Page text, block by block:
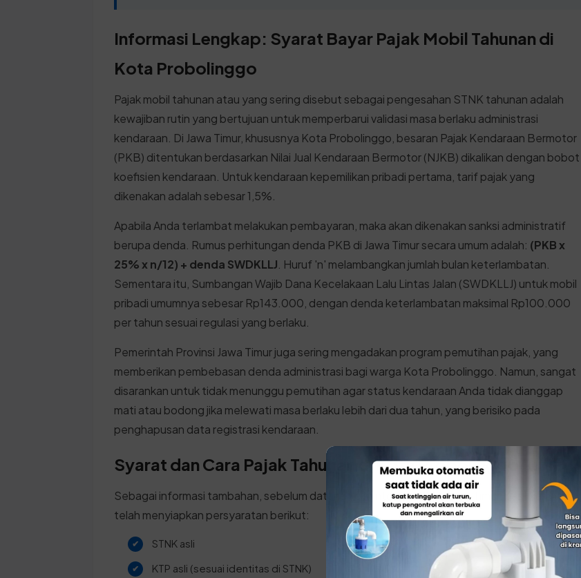
Informasi Lengkap: Syarat Bayar Pajak Mobil Tahunan di
Kota Probolinggo
Pajak mobil tahunan atau yang sering disebut sebagai pengesahan STNK tahunan adalah
kewajiban rutin yang bertujuan untuk memperbarui validasi masa berlaku administrasi
kendaraan. Di Jawa Timur, khususnya Kota Probolinggo, besaran Pajak Kendaraan Bermotor
(PKB) ditentukan berdasarkan Nilai Jual Kendaraan Bermotor (NJKB) dikalikan dengan bobot
koefisien kendaraan. Untuk kendaraan kepemilikan pribadi pertama, tarif pajak yang
dikenakan adalah sebesar 1,5%.
Apabila Anda terlambat melakukan pembayaran, maka akan dikenakan sanksi administratif
berupa denda. Rumus perhitungan denda PKB di Jawa Timur secara umum adalah: (PKB x
25% x n/12) + denda SWDKLLJ . Huruf 'n' melambangkan jumlah bulan keterlambatan.
Sementara itu, Sumbangan Wajib Dana Kecelakaan Lalu Lintas Jalan (SWDKLLJ) untuk mobil
pribadi umumnya sebesar Rp143.000, dengan denda keterlambatan maksimal Rp100.000
per tahun sesuai regulasi yang berlaku.
Pemerintah Provinsi Jawa Timur juga sering mengadakan program pemutihan pajak, yang
memberikan pembebasan denda administrasi bagi warga Kota Probolinggo. Namun, sangat
disarankan untuk tidak menunggu pemutihan agar status kendaraan Anda tidak dianggap
mati atau bodong jika melewati masa berlaku lebih dari dua tahun, yang berisiko pada
penghapusan data registrasi kendaraan.
Syarat dan Cara Pajak Tahunan di Kota Probolinggo
Sebagai informasi tambahan, sebelum datang ke kantor SAMSAT Jawa Timur, pastikan Anda
telah menyiapkan persyaratan berikut:
STNK asli
KTP asli (sesuai identitas di STNK)